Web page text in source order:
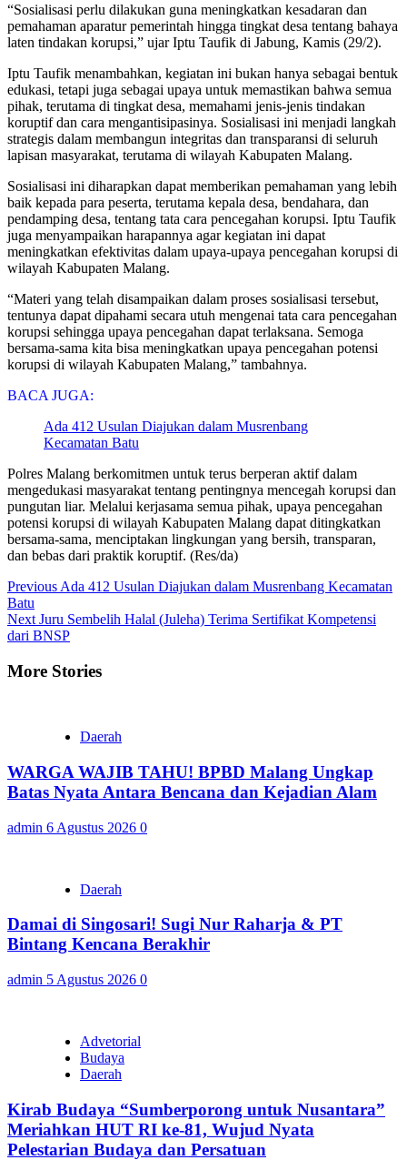
“Sosialisasi perlu dilakukan guna meningkatkan kesadaran dan
pemahaman aparatur pemerintah hingga tingkat desa tentang bahaya
laten tindakan korupsi,” ujar Iptu Taufik di Jabung, Kamis (29/2).
Iptu Taufik menambahkan, kegiatan ini bukan hanya sebagai bentuk
edukasi, tetapi juga sebagai upaya untuk memastikan bahwa semua
pihak, terutama di tingkat desa, memahami jenis-jenis tindakan
koruptif dan cara mengantisipasinya. Sosialisasi ini menjadi langkah
strategis dalam membangun integritas dan transparansi di seluruh
lapisan masyarakat, terutama di wilayah Kabupaten Malang.
Sosialisasi ini diharapkan dapat memberikan pemahaman yang lebih
baik kepada para peserta, terutama kepala desa, bendahara, dan
pendamping desa, tentang tata cara pencegahan korupsi. Iptu Taufik
juga menyampaikan harapannya agar kegiatan ini dapat
meningkatkan efektivitas dalam upaya-upaya pencegahan korupsi di
wilayah Kabupaten Malang.
“Materi yang telah disampaikan dalam proses sosialisasi tersebut,
tentunya dapat dipahami secara utuh mengenai tata cara pencegahan
korupsi sehingga upaya pencegahan dapat terlaksana. Semoga
bersama-sama kita bisa meningkatkan upaya pencegahan potensi
korupsi di wilayah Kabupaten Malang,” tambahnya.
BACA JUGA:
Ada 412 Usulan Diajukan dalam Musrenbang
Kecamatan Batu
Polres Malang berkomitmen untuk terus berperan aktif dalam
mengedukasi masyarakat tentang pentingnya mencegah korupsi dan
pungutan liar. Melalui kerjasama semua pihak, upaya pencegahan
potensi korupsi di wilayah Kabupaten Malang dapat ditingkatkan
bersama-sama, menciptakan lingkungan yang bersih, transparan,
dan bebas dari praktik koruptif. (Res/da)
Continue
Reading
Previous Ada 412 Usulan Diajukan dalam Musrenbang Kecamatan
Batu
Next Juru Sembelih Halal (Juleha) Terima Sertifikat Kompetensi
dari BNSP
More Stories
Daerah
WARGA WAJIB TAHU! BPBD Malang Ungkap
Batas Nyata Antara Bencana dan Kejadian Alam
admin 6 Agustus 2026 0
Daerah
Damai di Singosari! Sugi Nur Raharja & PT
Bintang Kencana Berakhir
admin 5 Agustus 2026 0
Advetorial
Budaya
Daerah
Kirab Budaya “Sumberporong untuk Nusantara”
Meriahkan HUT RI ke-81, Wujud Nyata
Pelestarian Budaya dan Persatuan